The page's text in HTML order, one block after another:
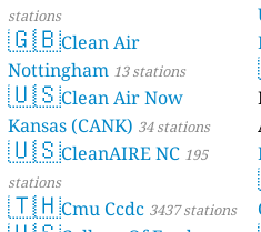
stations
🇬🇧Clean Air
Nottingham 13 stations
🇺🇸Clean Air Now
Kansas (CANK) 34 stations
🇺🇸CleanAIRE NC 195
stations
🇹🇭Cmu Ccdc 3437 stations